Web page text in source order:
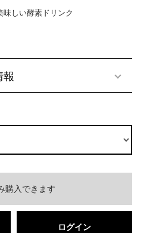
味しい酵素ドリンク
購入できます
ログイン